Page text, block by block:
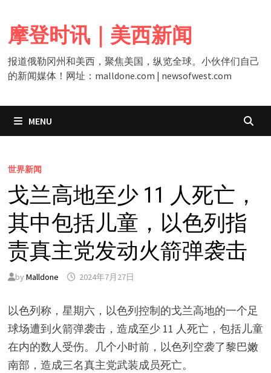
content
摩登时讯｜美西新闻
报道俄勒冈州和美西，聚焦美国，纵览全球。小伙伴们自己
的新闻媒体！网址：malldone.com | newsofwest.com
MENU
世界新闻
戈兰高地至少 11 人死亡，
其中包括儿童，以色列指
责真主党发动火箭弹袭击
by Malldone 2024年7月27日
以色列称，星期六，以色列控制的戈兰高地的一个足
球场遭到火箭弹袭击，造成至少 11 人死亡，包括儿童
在内的数人受伤。几个小时前，以色列空袭了黎巴嫩
南部，造成三名真主党武装成员死亡。